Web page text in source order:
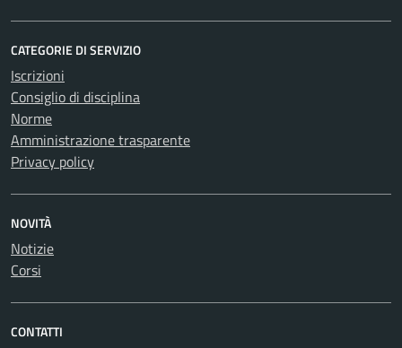
CATEGORIE DI SERVIZIO
Iscrizioni
Consiglio di disciplina
Norme
Amministrazione trasparente
Privacy policy
NOVITÀ
Notizie
Corsi
CONTATTI